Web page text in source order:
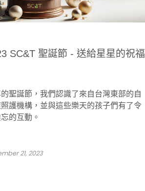
SC&T 聖誕節 - 送給星星的祝福
聖誕節，我們認識了來自台灣東部的自
照護機構，並與這些樂天的孩子們有了令
的互動。
21, 2023